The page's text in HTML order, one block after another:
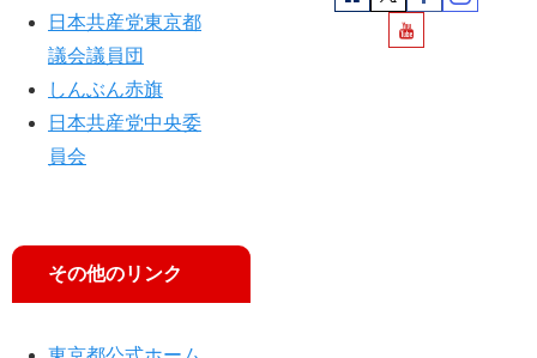
日本共産党東京都
議会議員団
しんぶん赤旗
日本共産党中央委
員会
その他のリンク